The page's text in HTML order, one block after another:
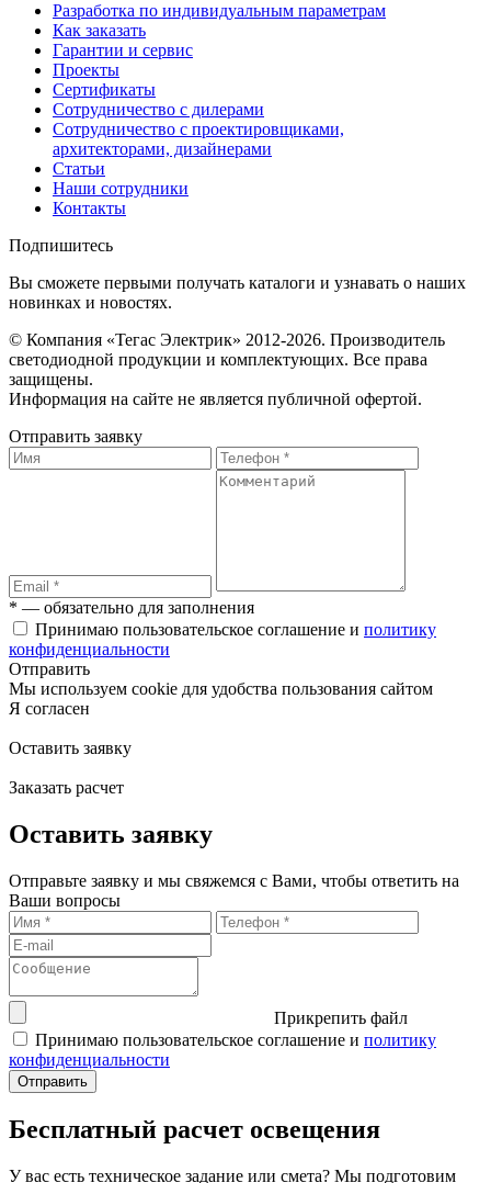
Разработка по индивидуальным параметрам
Как заказать
Гарантии и сервис
Проекты
Сертификаты
Сотрудничество с дилерами
Сотрудничество с проектировщиками,
архитекторами, дизайнерами
Статьи
Наши сотрудники
Контакты
Подпишитесь
Вы сможете первыми получать каталоги и узнавать о наших
новинках и новостях.
© Компания «Тегас Электрик» 2012-2026. Производитель
светодиодной продукции и комплектующих. Все права
защищены.
Информация на сайте не является публичной офертой.
Отправить заявку
* — обязательно для заполнения
Принимаю пользовательское соглашение и политику
конфиденциальности
Отправить
Мы используем cookie для удобства пользования сайтом
Я согласен
Оставить заявку
Заказать расчет
Оставить заявку
Отправьте заявку и мы свяжемся с Вами, чтобы ответить на
Ваши вопросы
Прикрепить файл
Принимаю пользовательское соглашение и политику
конфиденциальности
Бесплатный расчет освещения
У вас есть техническое задание или смета? Мы подготовим